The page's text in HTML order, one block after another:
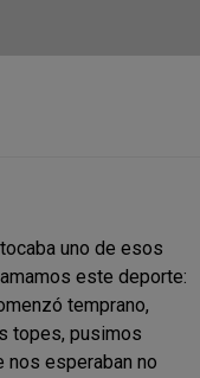
tocaba uno de esos
este deporte:
temprano,
topes, pusimos
nos esperaban no